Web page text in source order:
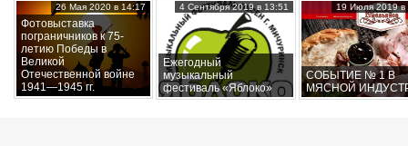
Фотовыставка
пограничников к 75-
летию Победы в
Великой
Отечественной войне
1941—1945 гг.
26 Мая 2020 в 14:17
Ежегодный
музыкальный
фестиваль «Яблоко»
4 Сентября 2019 в 13:51
СОБЫТИЕ № 1 В
МЯСНОЙ
19 Июля 2019 в